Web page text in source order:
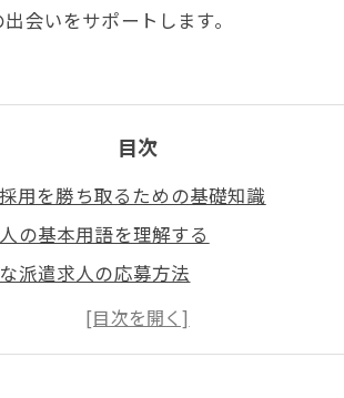
会いをサポートします。
目次
用を勝ち取るための基礎知識
の基本用語を理解する
派遣求人の応募方法
界における需要と供給の動向
での採用基準を把握する